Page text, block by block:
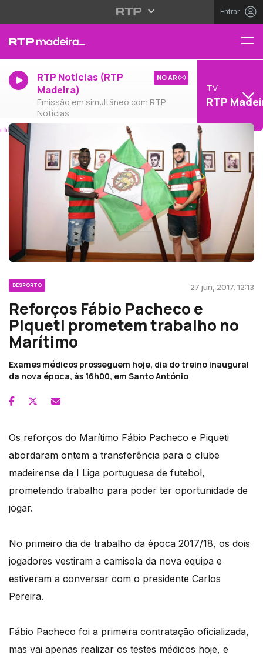
Entrar
RTP Notícias (RTP
Madeira)
Emissão em simultâneo com RTP
Notícias
NO AR
TV
RTP
DESPORTO 27 jun, 2017, 12:13
Reforços Fábio Pacheco e
Piqueti prometem trabalho no
Marítimo
Exames médicos prosseguem hoje, dia do treino inaugural
da nova época, às 16h00, em Santo António
Os reforços do Marítimo Fábio Pacheco e Piqueti
abordaram ontem a transferência para o clube
madeirense da I Liga portuguesa de futebol,
prometendo trabalho para poder ter oportunidade de
jogar.
No primeiro dia de trabalho da época 2017/18, os dois
jogadores vestiram a camisola da nova equipa e
estiveram a conversar com o presidente Carlos
Pereira.
Fábio Pacheco foi a primeira contratação oficializada,
mas vai apenas realizar os testes médicos hoje, e